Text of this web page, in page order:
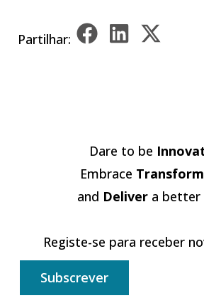
Partilhar:
Dare to be
Embrace
and Deliver a better
Registe-se para receber
Subscrever